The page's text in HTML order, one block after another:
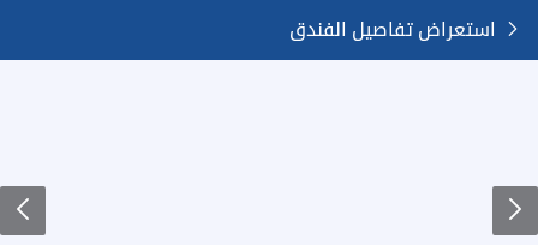
استعراض تفاصيل الفندق